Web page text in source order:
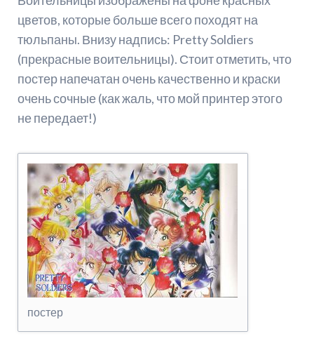
цветов, которые больше всего походят на
тюльпаны. Внизу надпись: Pretty Soldiers
(прекрасные воительницы). Стоит отметить, что
постер напечатан очень качественно и краски
очень сочные (как жаль, что мой принтер этого
не передает!)
постер